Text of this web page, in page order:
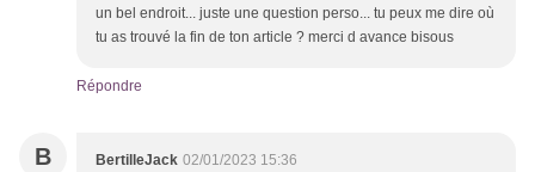
un bel endroit... juste une question perso... tu peux me dire où
tu as trouvé la fin de ton article ? merci d avance bisous
Répondre
B BertilleJack 02/01/2023 15:36